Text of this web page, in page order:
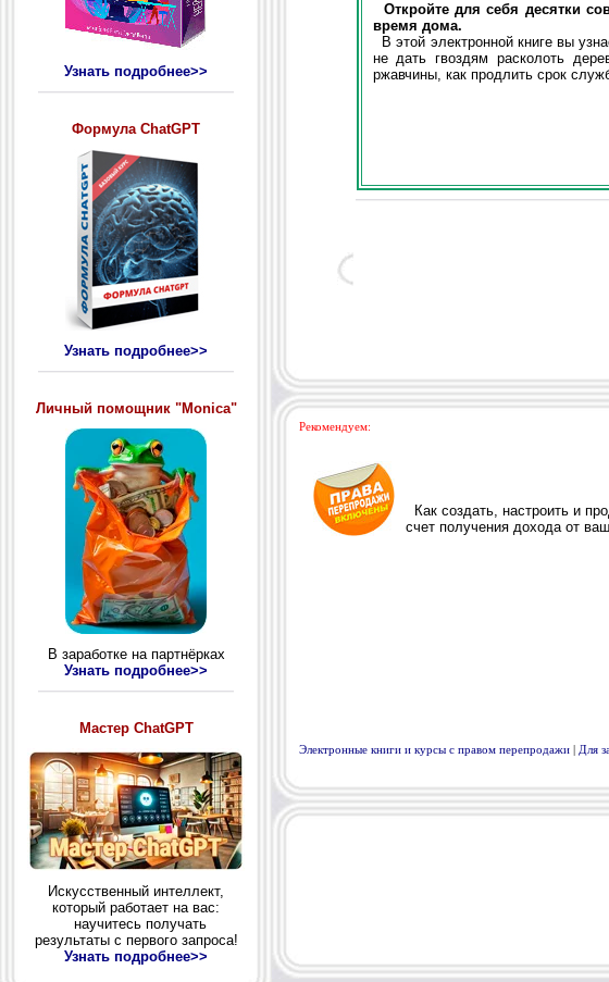
Узнать подробнее>>
Формула ChatGPT
Узнать подробнее>>
Личный помощник "Monica"
В заработке на партнёрках
Узнать подробнее>>
Мастер ChatGPT
Искусственный интеллект,
который работает на вас:
научитесь получать
результаты с первого запроса!
Узнать подробнее>>
Откройте для себя десятки
время дома.
В этой электронной книге вы
не дать гвоздям расколоть
ржавчины, как продлить срок
Рекомендуем:
Электронные книги и курсы с правом перепродажи Для